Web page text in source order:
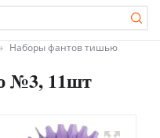
Наборы фантов тишью
№3, 11шт